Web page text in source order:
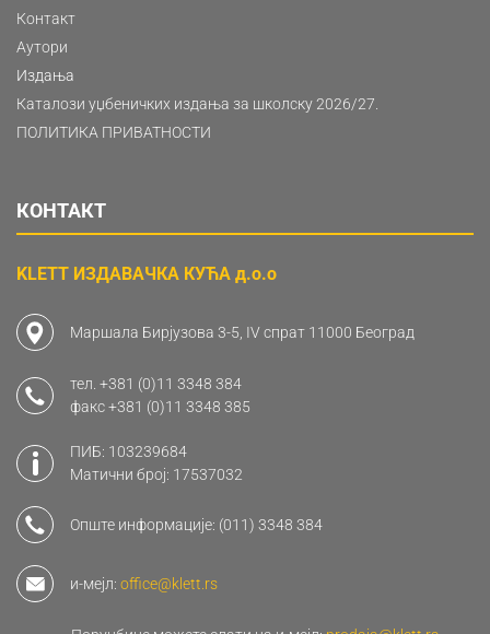
Контакт
Аутори
Издања
Каталози уџбеничких издања за школску 2026/27.
ПОЛИТИКА ПРИВАТНОСТИ
КОНТАКТ
KLETT ИЗДАВАЧКА КУЋА д.о.о
Маршала Бирјузова 3-5, IV спрат 11000 Београд
тел. +381 (0)11 3348 384
факс+381 (0)11 3348 385
ПИБ: 103239684
Матични број: 17537032
Опште информације: (011) 3348 384
и-мејл: office@klett.rs